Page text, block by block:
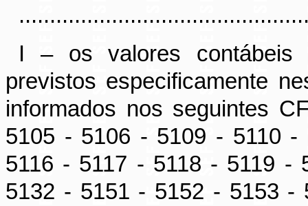
I – os valores
previstos especificamente
informados nos seguintes
5105 - 5106 - 5109 - 5110
5116 - 5117 - 5118 - 5119
5132 - 5151 - 5152 - 5153